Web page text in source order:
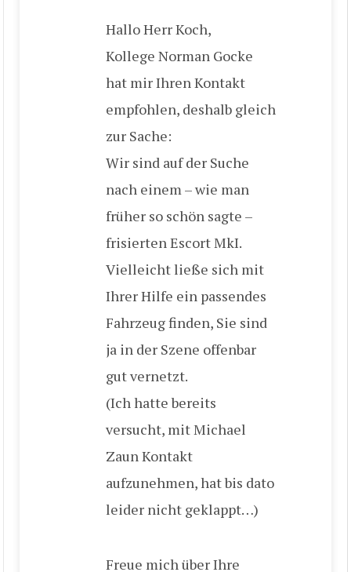
Hallo Herr Koch,
Kollege Norman Gocke
hat mir Ihren Kontakt
empfohlen, deshalb gleich
zur Sache:
Wir sind auf der Suche
nach einem – wie man
früher so schön sagte –
frisierten Escort MkI.
Vielleicht ließe sich mit
Ihrer Hilfe ein passendes
Fahrzeug finden, Sie sind
ja in der Szene offenbar
gut vernetzt.
(Ich hatte bereits
versucht, mit Michael
Zaun Kontakt
aufzunehmen, hat bis dato
leider nicht geklappt…)
Freue mich über Ihre